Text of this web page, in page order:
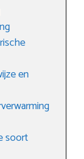
en
soort